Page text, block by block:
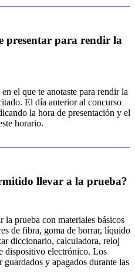
presentar para rendir la
el que te anotaste para rendir la
El día anterior al concurso
la hora de presentación y el
horario.
llevar a la prueba?
la prueba con materiales básicos
de fibra, goma de borrar, líquido
diccionario, calculadora, reloj
dispositivo electrónico. Los
y apagados durante las